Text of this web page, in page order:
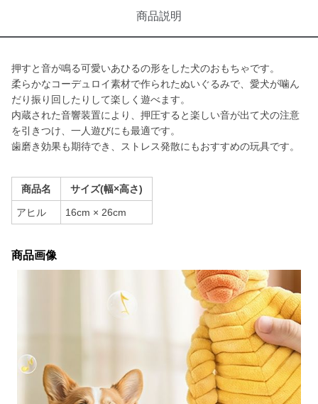
商品説明
押すと音が鳴る可愛いあひるの形をした犬のおもちゃです。
柔らかなコーデュロイ素材で作られたぬいぐるみで、愛犬が噛ん
だり振り回したりして楽しく遊べます。
内蔵された音響装置により、押圧すると楽しい音が出て犬の注意
を引きつけ、一人遊びにも最適です。
歯磨き効果も期待でき、ストレス発散にもおすすめの玩具です。
商品名 サイズ(幅×高さ)
アヒル 16cm × 26cm
商品画像